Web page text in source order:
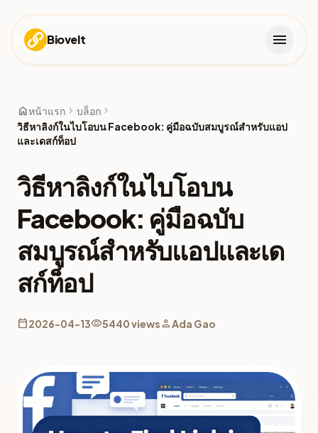
Biovelt menu
homeหน้าแรก chevron_right บล็อก chevron_right
วิธีหาลิงก์ในไบโอบน Facebook: คู่มือฉบับสมบูรณ์สำหรับแอป
และเดสก์ท็อป
วิธีหาลิงก์ในไบโอบน
Facebook: คู่มือฉบับ
สมบูรณ์สำหรับแอปและเด
สก์ท็อป
calendar_today2026-04-13visibility5440 viewspersonAda Gao